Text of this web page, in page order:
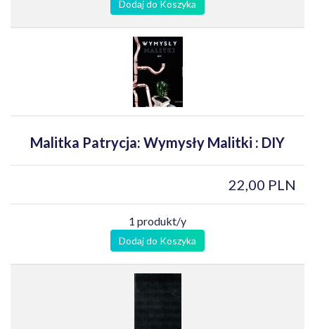
Dodaj do Koszyka
Malitka Patrycja: Wymysły Malitki : DIY
22,00 PLN
1 produkt/y
Dodaj do Koszyka